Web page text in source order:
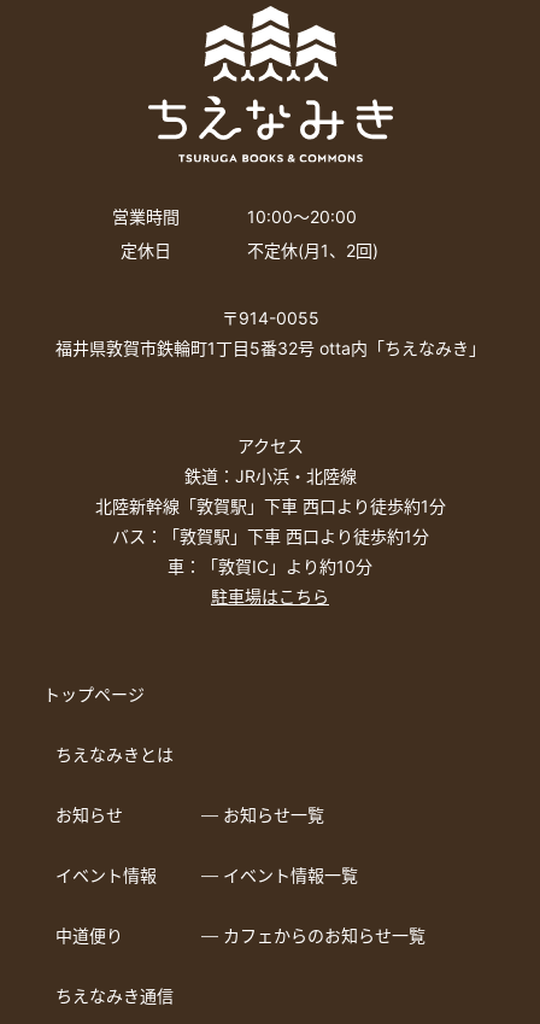
営業時間
10:00〜20:00
定休日
不定休(月1、2回)
〒914-0055
福井県敦賀市鉄輪町1丁目5番32号 otta内「ちえなみき」
アクセス
鉄道：JR小浜・北陸線
北陸新幹線「敦賀駅」下車 西口より徒歩約1分
バス：「敦賀駅」下車 西口より徒歩約1分
車：「敦賀IC」より約10分
駐車場はこちら
トップページ
ちえなみきとは
お知らせ ― お知らせ一覧
イベント情報 ― イベント情報一覧
中道便り ― カフェからのお知らせ一覧
ちえなみき通信